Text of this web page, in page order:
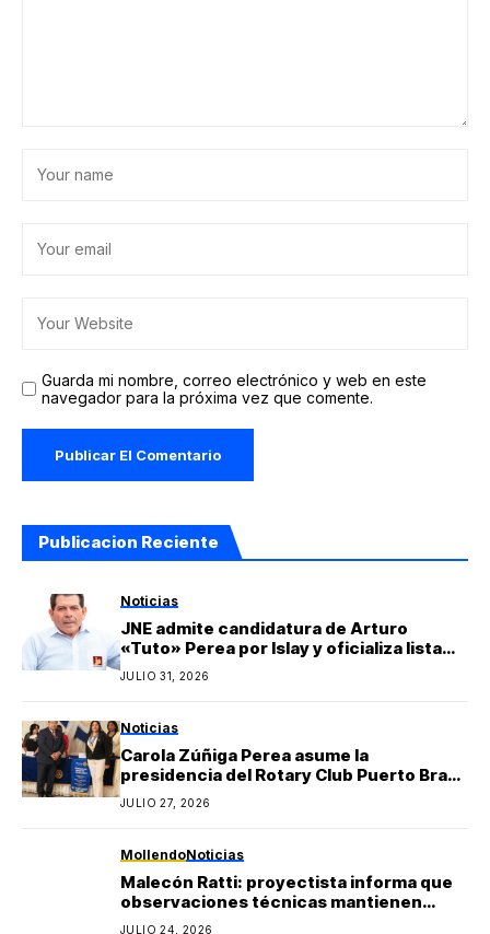
Guarda mi nombre, correo electrónico y web en este
navegador para la próxima vez que comente.
Publicacion Reciente
Noticias
JNE admite candidatura de Arturo
«Tuto» Perea por Islay y oficializa lista
regional de Yo Arequipa encabezada por
Berly Gonzales
JULIO 31, 2026
Noticias
Carola Zúñiga Perea asume la
presidencia del Rotary Club Puerto Bravo
Mollendo y anuncia proyectos sociales
para la provincia de Islay
JULIO 27, 2026
MollendoNoticias
Malecón Ratti: proyectista informa que
observaciones técnicas mantienen
paralizada la obra y estima reinicio en
JULIO 24, 2026